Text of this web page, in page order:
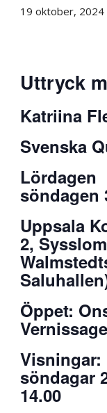
19 oktober, 2024
Uttryck
Katriina
Svenska
Lördagen
söndagen
Uppsala
2,
Öppet:
Visningar:
söndagar
14.00